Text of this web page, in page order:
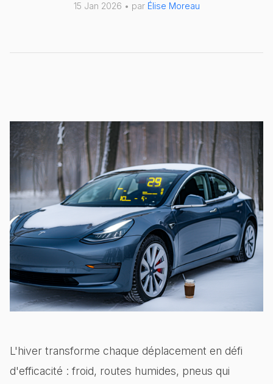
15 Jan 2026 • par Élise Moreau
L'hiver transforme chaque déplacement en défi
d'efficacité : froid, routes humides, pneus qui